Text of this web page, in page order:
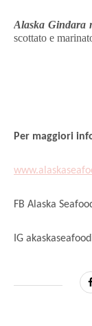
Alaska Gindara
scottato e
Per maggiori
FB Alaska
IG